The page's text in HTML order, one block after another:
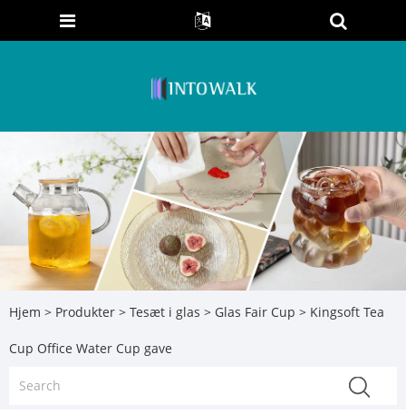
Hjem > Produkter > Tesæt i glas > Glas Fair Cup > Kingsoft Tea
Cup Office Water Cup gave